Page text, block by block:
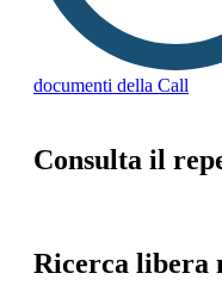
documenti della Call
Consulta il
Ricerca libera